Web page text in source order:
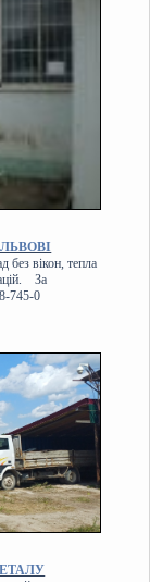
вікон, тепла
За
745-0